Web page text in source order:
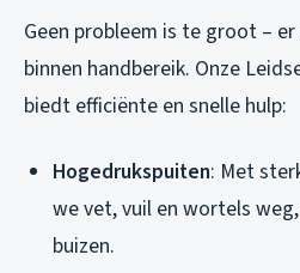
Geen probleem is te groot –
binnen handbereik. Onze
biedt efficiënte en snelle hulp:
Hogedrukspuiten: Met
we vet, vuil en wortels
buizen.